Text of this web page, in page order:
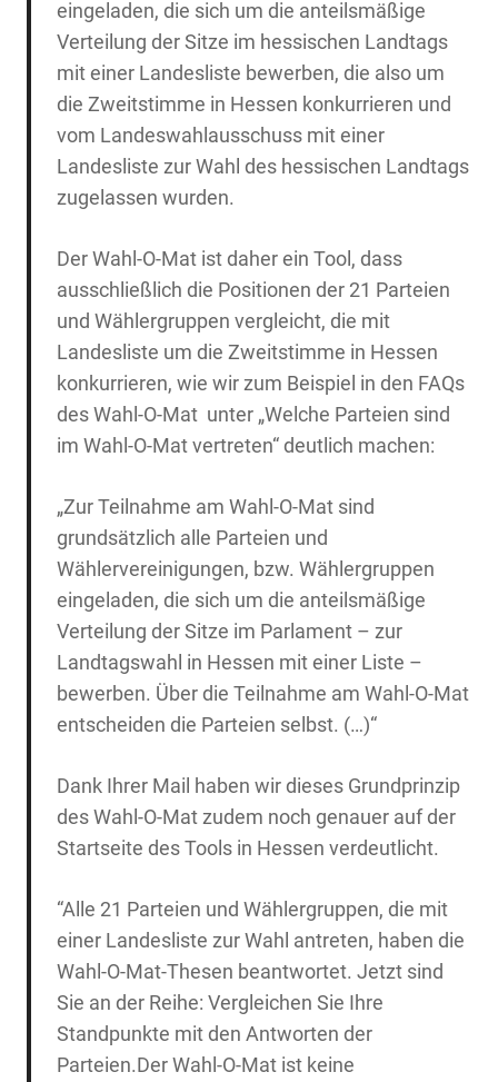
eingeladen, die sich um die anteilsmäßige
Verteilung der Sitze im hessischen Landtags
mit einer Landesliste bewerben, die also um
die Zweitstimme in Hessen konkurrieren und
vom Landeswahlausschuss mit einer
Landesliste zur Wahl des hessischen Landtags
zugelassen wurden.
Der Wahl-O-Mat ist daher ein Tool, dass
ausschließlich die Positionen der 21 Parteien
und Wählergruppen vergleicht, die mit
Landesliste um die Zweitstimme in Hessen
konkurrieren, wie wir zum Beispiel in den FAQs
des Wahl-O-Mat unter „Welche Parteien sind
im Wahl-O-Mat vertreten“ deutlich machen:
„Zur Teilnahme am Wahl-O-Mat sind
grundsätzlich alle Parteien und
Wählervereinigungen, bzw. Wählergruppen
eingeladen, die sich um die anteilsmäßige
Verteilung der Sitze im Parlament – zur
Landtagswahl in Hessen mit einer Liste –
bewerben. Über die Teilnahme am Wahl-O-Mat
entscheiden die Parteien selbst. (…)“
Dank Ihrer Mail haben wir dieses Grundprinzip
des Wahl-O-Mat zudem noch genauer auf der
Startseite des Tools in Hessen verdeutlicht.
“Alle 21 Parteien und Wählergruppen, die mit
einer Landesliste zur Wahl antreten, haben die
Wahl-O-Mat-Thesen beantwortet. Jetzt sind
Sie an der Reihe: Vergleichen Sie Ihre
Standpunkte mit den Antworten der
Parteien.Der Wahl-O-Mat ist keine